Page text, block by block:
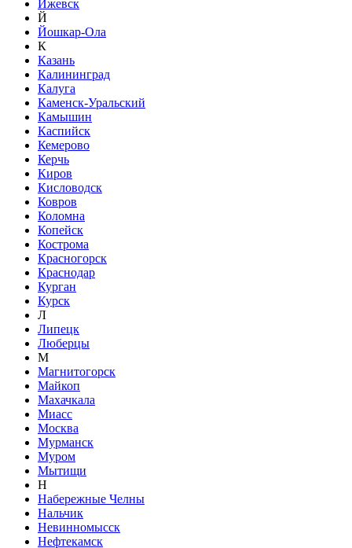
Ижевск
Й
Йошкар-Ола
К
Казань
Калининград
Калуга
Каменск-Уральский
Камышин
Каспийск
Кемерово
Керчь
Киров
Кисловодск
Ковров
Коломна
Копейск
Кострома
Красногорск
Краснодар
Курган
Курск
Л
Липецк
Люберцы
М
Магнитогорск
Майкоп
Махачкала
Миасс
Москва
Мурманск
Муром
Мытищи
Н
Набережные Челны
Нальчик
Невинномысск
Нефтекамск